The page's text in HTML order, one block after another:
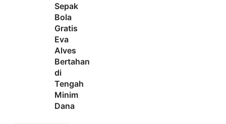
Sepak
Bola
Gratis
Eva
Alves
Bertahan
di
Tengah
Minim
Dana